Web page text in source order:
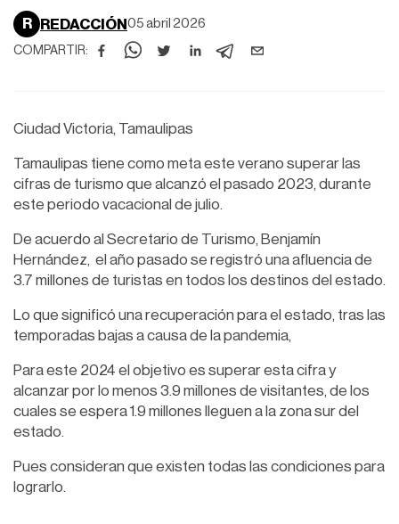
R REDACCIÓN 05 abril 2026
COMPARTIR:
Ciudad Victoria, Tamaulipas
Tamaulipas tiene como meta este verano superar las
cifras de turismo que alcanzó el pasado 2023, durante
este periodo vacacional de julio.
De acuerdo al Secretario de Turismo, Benjamín
Hernández, el año pasado se registró una afluencia de
3.7 millones de turistas en todos los destinos del estado.
Lo que significó una recuperación para el estado, tras las
temporadas bajas a causa de la pandemia,
Para este 2024 el objetivo es superar esta cifra y
alcanzar por lo menos 3.9 millones de visitantes, de los
cuales se espera 1.9 millones lleguen a la zona sur del
estado.
Pues consideran que existen todas las condiciones para
lograrlo.